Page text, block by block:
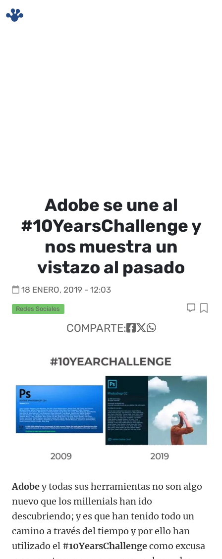
Adobe se une al
#10YearsChallenge y
nos muestra un
vistazo al pasado
18 ENERO, 2019 - 12:03
Redes Sociales
COMPARTE:
Adobey todas sus herramientas no son algo
nuevo que los millenials han ido
descubriendo; y es que han tenido todo un
camino a través del tiempo y por ello han
utilizado el #10YearsChallengecomo excusa